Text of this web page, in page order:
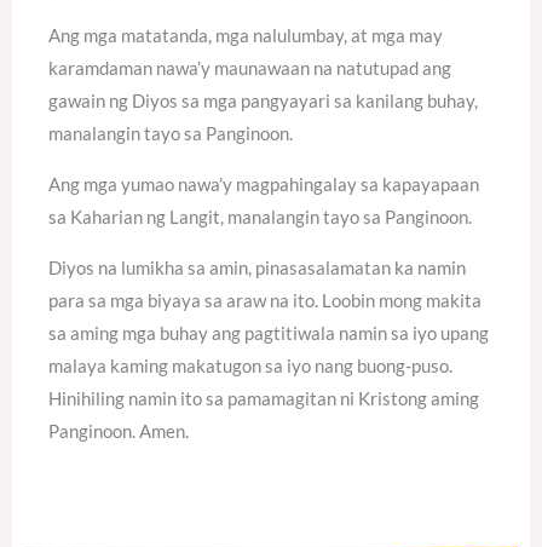
Ang mga matatanda, mga nalulumbay, at mga may
karamdaman nawa’y maunawaan na natutupad ang
gawain ng Diyos sa mga pangyayari sa kanilang buhay,
manalangin tayo sa Panginoon.
Ang mga yumao nawa’y magpahingalay sa kapayapaan
sa Kaharian ng Langit, manalangin tayo sa Panginoon.
Diyos na lumikha sa amin, pinasasalamatan ka namin
para sa mga biyaya sa araw na ito. Loobin mong makita
sa aming mga buhay ang pagtitiwala namin sa iyo upang
malaya kaming makatugon sa iyo nang buong-puso.
Hinihiling namin ito sa pamamagitan ni Kristong aming
Panginoon. Amen.